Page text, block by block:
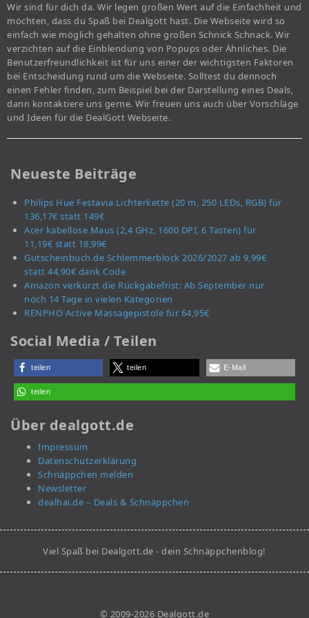
Wir sind für dich da. Wir legen großen Wert auf die Einfachheit und
möchten, dass du Spaß bei Dealgott hast. Die Webseite wird so
einfach wie möglich gehalten ohne großen Schnick Schnack. Wir
verzichten auf die Einblendung von Popups oder Ähnliches. Die
Benutzerfreundlichkeit ist für uns einer der wichtigsten Faktoren
bei Entscheidung rund um die Webseite. Solltest du dennoch
einen Fehler finden, zum Beispiel bei der Darstellung eines Deals,
dann kontaktiere uns gerne. Wir freuen uns auch über Vorschläge
und Ideen für die DealGott Webseite.
Neueste Beiträge
Philips Hue Festavia Lichterkette (20 m, 250 LEDs, RGB) für
136,17€ statt 149€
Acer kabellose Maus (2,4 GHz, 1600 DPI, 6 Tasten) für
11,19€ statt 18,99€
Gutscheinbuch.de Schlemmerblock 2026/2027 ab 9,99€
statt 44,90€ dank Code
Amazon verkürzt die Rückgabefrist: Ab September nur
noch 14 Tage in vielen Kategorien
RENPHO Active Massagepistole für 64,95€
Social Media / Teilen
teilen teilen E-Mail
teilen
Über dealgott.de
Impressum
Datenschutzerklärung
Schnäppchen melden
Newsletter
dealhai.de – Deals & Schnäppchen
Viel Spaß bei Dealgott.de - dein Schnäppchenblog!
© 2009-2026 Dealgott.de